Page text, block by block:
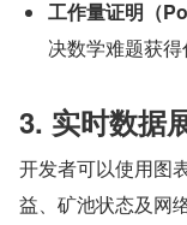
工作量证明（
决数学难题获得
3. 实时数据
开发者可以使用图
益、矿池状态及网